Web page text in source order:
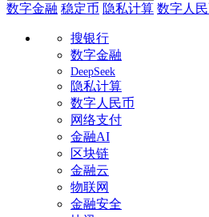
数字金融 稳定币 隐私计算 数字人
搜银行
数字金融
DeepSeek
隐私计算
数字人民币
网络支付
金融AI
区块链
金融云
物联网
金融安全